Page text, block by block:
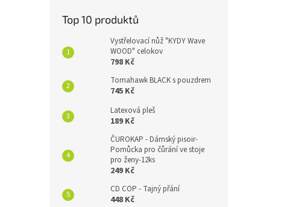
Top 10 produktů
Vystřelovací nůž "KYDY Wave
WOOD" celokov
798 Kč
Tomahawk BLACK s pouzdrem
745 Kč
Latexová pleš
189 Kč
ČUROKAP - Dámský pisoir-
Pomůcka pro čůrání ve stoje
pro ženy-12ks
249 Kč
CD COP - Tajný přání
448 Kč